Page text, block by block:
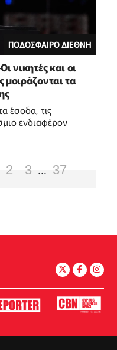
ΠΟΔΟΣΦΑΙΡΟ ΔΙΕΘΝΗ
νικητές και οι
τα
έσοδα, τις
ενδιαφέρον
2 3 ... 37